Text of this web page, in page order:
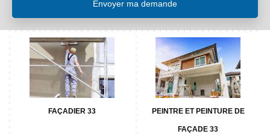
FAÇADIER 33 PEINTRE ET PEINTURE DE
FAÇADE 33